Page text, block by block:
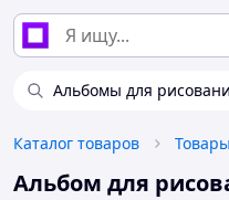
Альбомы для
Каталог товаров
Альбом для